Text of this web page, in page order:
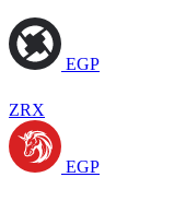
EGP
ZRX
EGP